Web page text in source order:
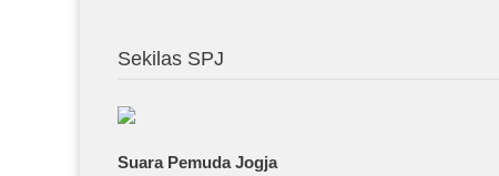
Sekilas SPJ
Suara Pemuda Jogja